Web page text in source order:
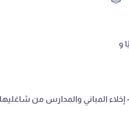
و
المباني والمدارس من